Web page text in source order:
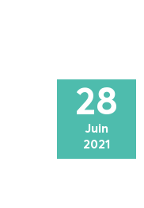
28
Juin
2021